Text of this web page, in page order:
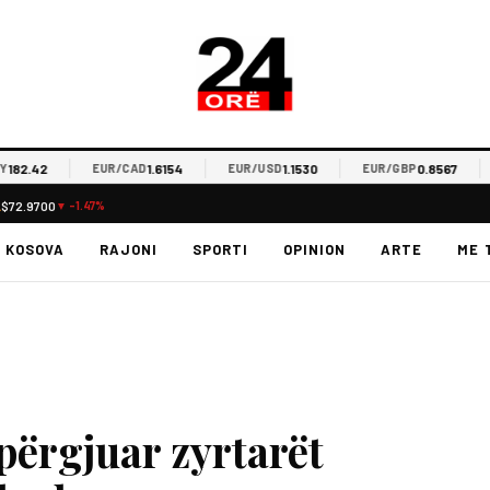
EUR/CAD1.6154 EUR/USD1.1530 EUR/GBP0.8567
$72.9700 ▼ -1.47%
KOSOVA RAJONI SPORTI OPINION ARTE ME
zyrtarët